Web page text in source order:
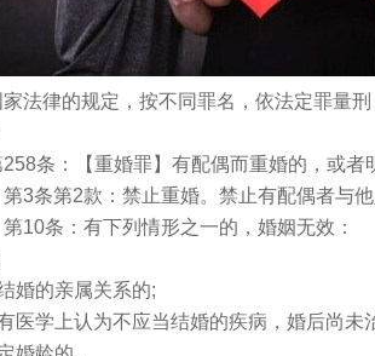
法律的规定，按不同罪名，依法定罪量刑
条：【重婚罪】有配偶而重婚的，或者
条第2款：禁止重婚。禁止有配偶者与他
条：有下列情形之一的，婚姻无效：
的亲属关系的;
学上认为不应当结婚的疾病，婚后尚未